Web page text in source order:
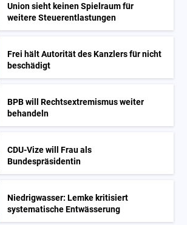
Union sieht keinen Spielraum für
weitere Steuerentlastungen
Frei hält Autorität des Kanzlers für nicht
beschädigt
BPB will Rechtsextremismus weiter
behandeln
CDU-Vize will Frau als
Bundespräsidentin
Niedrigwasser: Lemke kritisiert
systematische Entwässerung